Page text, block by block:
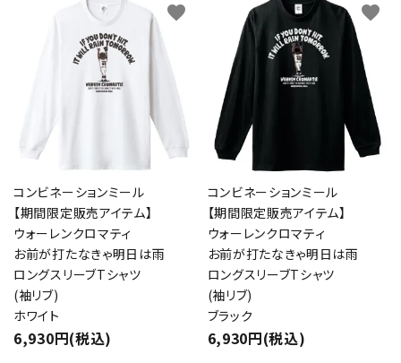
コンビネーションミール
【期間限定販売アイテム】
ウォーレンクロマティ
お前が打たなきゃ明日は雨
ロングスリーブTシャツ
(袖リブ)
ホワイト
6,930円(税込)
favorite
コンビネーションミール
【期間限定販売アイテム】
ウォーレンクロマティ
お前が打たなきゃ明日は雨
ロングスリーブTシャツ
(袖リブ)
ブラック
6,930円(税込)
favorite